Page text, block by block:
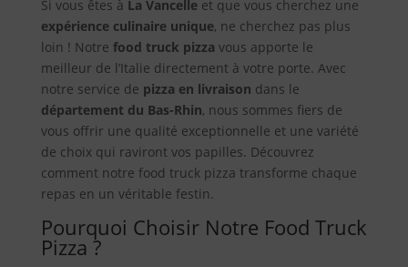
Si vous êtes à La Vancelleet que vous cherchez une
expérience culinaire unique, ne cherchez pas plus
loin ! Notre food truck pizza vous apporte le
meilleur de l’Italie directement à votre porte. Avec
notre service de pizza en livraison dans le
département du Bas-Rhin, nous sommes fiers de
vous offrir une qualité exceptionnelle et une variété
de choix qui raviront vos papilles. Découvrez
comment notre food truck pizza transforme chaque
repas en un véritable festin.
Pourquoi Choisir Notre Food Truck
Pizza ?